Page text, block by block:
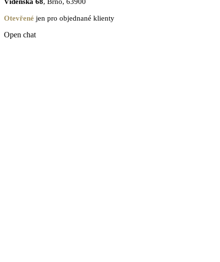
Otevřené jen pro objednané klienty
Open chat